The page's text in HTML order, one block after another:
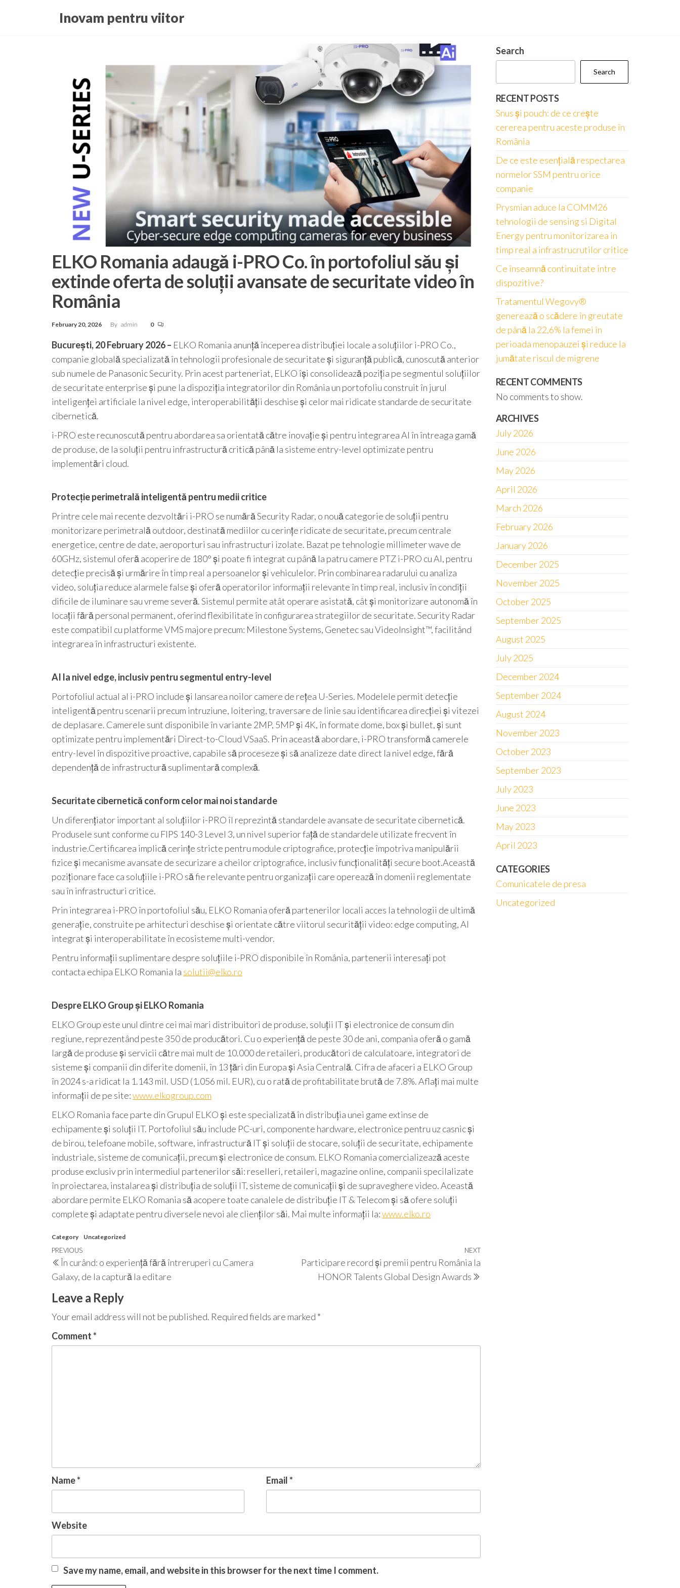
Inovam pentru viitor
ELKO Romania adaugă i-PRO Co. în portofoliul său și
extinde oferta de soluții avansate de securitate video în
România
February 20, 2026 By admin 0
București,20 February 2026– ELKO Romania anunță începerea distribuției locale a soluțiilor i-PRO Co.,
companie globală specializată în tehnologii profesionale de securitate și siguranță publică, cunoscută anterior
sub numele de Panasonic Security. Prin acest parteneriat, ELKO își consolidează poziția pe segmentul soluțiilor
de securitate enterprise și pune la dispoziția integratorilor din România un portofoliu construit în jurul
inteligenței artificiale la nivel edge, interoperabilității deschise și celor mai ridicate standarde de securitate
cibernetică.
i-PRO este recunoscută pentru abordarea sa orientată către inovație și pentru integrarea AI în întreaga gamă
de produse, de la soluții pentru infrastructură critică până la sisteme entry-level optimizate pentru
implementări cloud.
Protecție perimetrală inteligentă pentru medii critice
Printre cele mai recente dezvoltări i-PRO se numără Security Radar, o nouă categorie de soluții pentru
monitorizare perimetrală outdoor, destinată mediilor cu cerințe ridicate de securitate, precum centrale
energetice, centre de date, aeroporturi sau infrastructuri izolate. Bazat pe tehnologie millimeter wave de
60GHz, sistemul oferă acoperire de 180° și poate fi integrat cu până la patru camere PTZ i-PRO cu AI, pentru
detecție precisă și urmărire în timp real a persoanelor și vehiculelor. Prin combinarea radarului cu analiza
video, soluția reduce alarmele false și oferă operatorilor informații relevante în timp real, inclusiv în condiții
dificile de iluminare sau vreme severă. Sistemul permite atât operare asistată, cât și monitorizare autonomă în
locații fără personal permanent, oferind flexibilitate în configurarea strategiilor de securitate. Security Radar
este compatibil cu platforme VMS majore precum: Milestone Systems, Genetec sau VideoInsight™, facilitând
integrarea în infrastructuri existente.
AI la nivel edge, inclusiv pentru segmentul entry-level
Portofoliul actual al i-PRO include și lansarea noilor camere de rețea U-Series. Modelele permit detecție
inteligentă pentru scenarii precum intruziune, loitering, traversare de linie sau identificarea direcției și vitezei
de deplasare. Camerele sunt disponibile în variante 2MP, 5MP și 4K, în formate dome, box și bullet, și sunt
optimizate pentru implementări Direct-to-Cloud VSaaS. Prin această abordare, i-PRO transformă camerele
entry-level în dispozitive proactive, capabile să proceseze și să analizeze date direct la nivel edge, fără
dependență de infrastructură suplimentară complexă.
Securitate cibernetică conform celor mai noi standarde
Un diferențiator important al soluțiilor i-PRO îl reprezintă standardele avansate de securitate cibernetică.
Produsele sunt conforme cu FIPS 140-3 Level 3, un nivel superior față de standardele utilizate frecvent în
industrie.Certificarea implică cerințe stricte pentru module criptografice, protecție împotriva manipulării
fizice și mecanisme avansate de securizare a cheilor criptografice, inclusiv funcționalități secure boot.Această
poziționare face ca soluțiile i-PRO să fie relevante pentru organizații care operează în domenii reglementate
sau în infrastructuri critice.
Prin integrarea i-PRO în portofoliul său, ELKO Romania oferă partenerilor locali acces la tehnologii de ultimă
generație, construite pe arhitecturi deschise și orientate către viitorul securității video: edge computing, AI
integrat și interoperabilitate în ecosisteme multi-vendor.
Pentru informații suplimentare despre soluțiile i-PRO disponibile în România, partenerii interesați pot
contacta echipa ELKO Romania la solutii@elko.ro
Despre ELKO Group și ELKO Romania
ELKO Group este unul dintre cei mai mari distribuitori de produse, soluții IT și electronice de consum din
regiune, reprezentând peste 350 de producători. Cu o experiență de peste 30 de ani, compania oferă o gamă
largă de produse și servicii către mai mult de 10.000 de retaileri, producători de calculatoare, integratori de
sisteme și companii din diferite domenii, în 13 țări din Europa și Asia Centrală. Cifra de afaceri a ELKO Group
în 2024 s-a ridicat la 1.143 mil. USD (1.056 mil. EUR), cu o rată de profitabilitate brută de 7.8%. Aflați mai multe
informații de pe site:www.elkogroup.com
ELKO Romania face parte din Grupul ELKO și este specializată în distribuția unei game extinse de
echipamente și soluții IT. Portofoliul său include PC-uri, componente hardware, electronice pentru uz casnic și
de birou, telefoane mobile, software, infrastructură IT și soluții de stocare, soluții de securitate, echipamente
industriale, sisteme de comunicații, precum și electronice de consum. ELKO Romania comercializează aceste
produse exclusiv prin intermediul partenerilor săi: reselleri, retaileri, magazine online, companii specilalizate
în proiectarea, instalarea și distribuția de soluții IT, sisteme de comunicații și de supraveghere video. Această
abordare permite ELKO Romania să acopere toate canalele de distribuție IT & Telecom și să ofere soluții
complete și adaptate pentru diversele nevoi ale clienților săi. Mai multe informații la:www.elko.ro
Category Uncategorized
Post
navigation
Previous
Post
PREVIOUS
În curând: o experiență fără întreruperi cu Camera
Galaxy, de la captură la editare
Next
Post
NEXT
Participare record și premii pentru România la
HONOR Talents Global Design Awards
Leave a Reply
Your email address will not be published. Required fields are marked *
Comment*
Name* Email*
Website
Save my name, email, and website in this browser for the next time I comment.
Search
Search
RECENT POSTS
Snus și pouch: de ce crește
cererea pentru aceste produse în
România
De ce este esențială respectarea
normelor SSM pentru orice
companie
Prysmian aduce la COMM26
tehnologii de sensing si Digital
Energy pentru monitorizarea in
timp real a infrastrucrutilor critice
Ce înseamnă continuitate între
dispozitive?
Tratamentul Wegovy®
generează o scădere în greutate
de până la 22,6% la femei în
perioada menopauzei și reduce la
jumătate riscul de migrene
RECENT COMMENTS
No comments to show.
ARCHIVES
July 2026
June 2026
May 2026
April 2026
March 2026
February 2026
January 2026
December 2025
November 2025
October 2025
September 2025
August 2025
July 2025
December 2024
September 2024
August 2024
November 2023
October 2023
September 2023
July 2023
June 2023
May 2023
April 2023
CATEGORIES
Comunicatele de presa
Uncategorized